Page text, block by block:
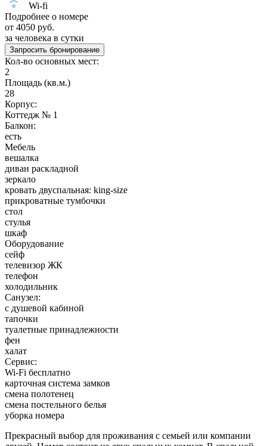
Wi-fi
Подробнее о номере
от 4050 руб.
за человека в сутки
Запросить бронирование
Кол-во основных мест:
2
Площадь (кв.м.)
28
Корпус:
Коттедж № 1
Балкон:
есть
Мебель
вешалка
диван раскладной
зеркало
кровать двуспальная: king-size
прикроватные тумбочки
стол
стулья
шкаф
Оборудование
сейф
телевизор ЖК
телефон
холодильник
Санузел:
с душевой кабиной
тапочки
туалетные принадлежности
фен
халат
Сервис:
Wi-Fi бесплатно
карточная система замков
смена полотенец
смена постельного белья
уборка номера
Прекрасный выбор для проживания с семьей или компании